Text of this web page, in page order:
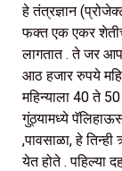
हे तंत्रज्ञान
फक्त एक एकर
लागतात . ते जर
आठ हजार रुपये
महिन्याला 40 ते
गुंठ्यामध्ये
,पावसाळा, हे
येत होते . पहिल्या